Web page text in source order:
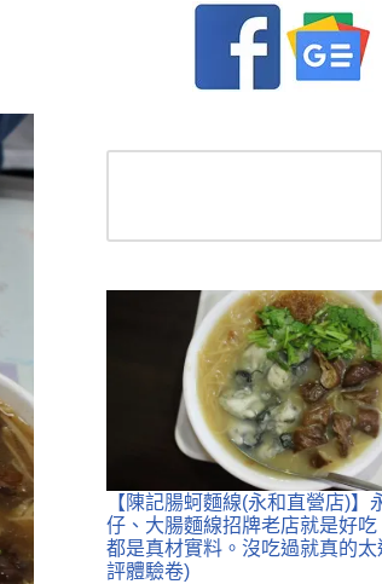
【陳記腸蚵麵線(永和直營店)】
仔、大腸麵線招牌老店就是好吃
都是真材實料。沒吃過就真的太
評體驗卷)